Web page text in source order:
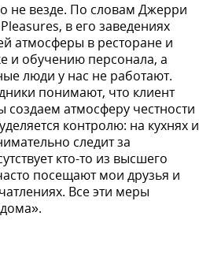
не везде. По словам Джерри
в его заведениях
атмосферы в ресторане и
и обуче­нию персонала, а
люди у нас не работают.
понимают, что клиент
атмосферу честности
контролю: на кухнях и
следит за
кто-то из высшего
посе­щают мои друзья и
Все эти меры